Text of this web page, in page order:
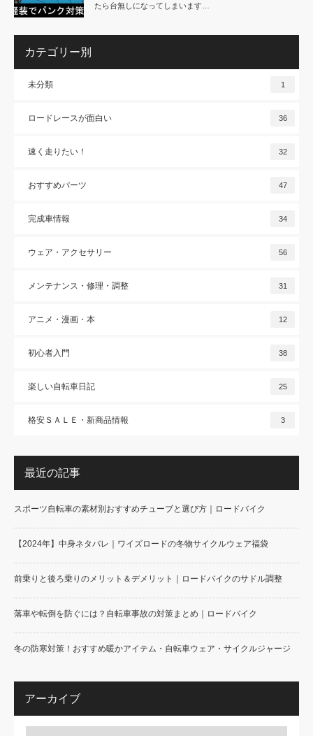
たら台無しになってしまいます…
カテゴリー別
未分類 1
ロードレースが面白い 36
速く走りたい！ 32
おすすめパーツ 47
完成車情報 34
ウェア・アクセサリー 56
メンテナンス・修理・調整 31
アニメ・漫画・本 12
初心者入門 38
楽しい自転車日記 25
格安ＳＡＬＥ・新商品情報 3
最近の記事
スポーツ自転車の素材別おすすめチューブと選び方｜ロードバイク
【2024年】中身ネタバレ｜ワイズロードの冬物サイクルウェア福袋
前乗りと後ろ乗りのメリット＆デメリット｜ロードバイクのサドル調整
落車や転倒を防ぐには？自転車事故の対策まとめ｜ロードバイク
冬の防寒対策！おすすめ暖かアイテム・自転車ウェア・サイクルジャージ
アーカイブ